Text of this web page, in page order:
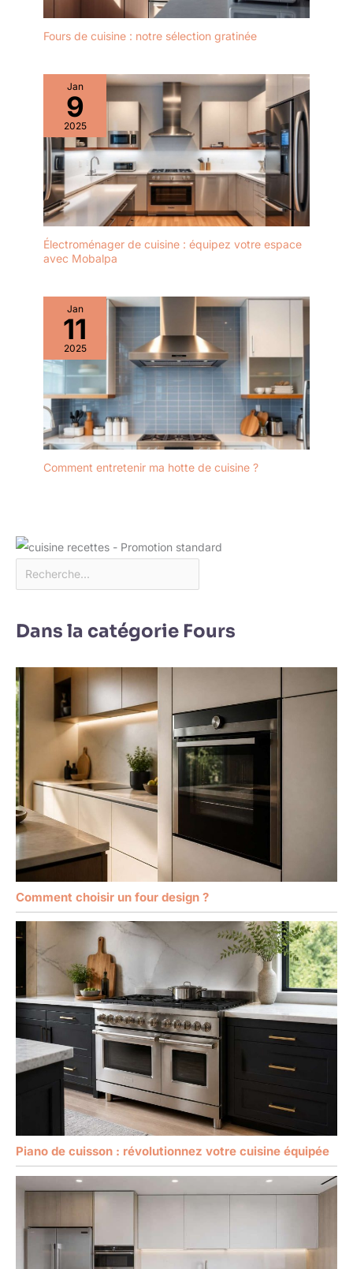
Fours de cuisine : notre sélection gratinée
Jan
9
2025
Électroménager de cuisine : équipez votre espace
avec Mobalpa
Jan
11
2025
Comment entretenir ma hotte de cuisine ?
Dans la catégorie Fours
Comment choisir un four design ?
Piano de cuisson : révolutionnez votre cuisine équipée